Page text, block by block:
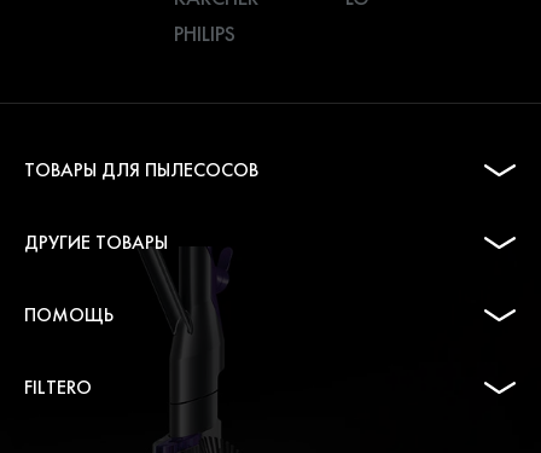
PHILIPS
ТОВАРЫ ДЛЯ ПЫЛЕСОСОВ
ДРУГИЕ ТОВАРЫ
ПОМОЩЬ
FILTERO